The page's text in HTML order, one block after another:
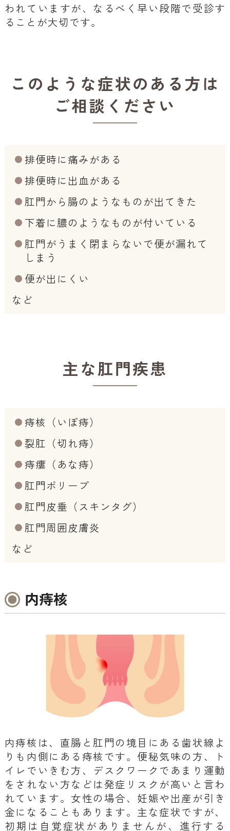
われていますが、なるべく早い段階で受診す
ることが大切です。
このような症状のある方は
ご相談ください
排便時に痛みがある
排便時に出血がある
肛門から腸のようなものが出てきた
下着に膿のようなものが付いている
肛門がうまく閉まらないで便が漏れて
しまう
便が出にくい
など
主な肛門疾患
痔核（いぼ痔）
裂肛（切れ痔）
痔瘻（あな痔）
肛門ポリープ
肛門皮垂（スキンタグ）
肛門周囲皮膚炎
など
内痔核
内痔核は、直腸と肛門の境目にある歯状線よ
りも内側にある痔核です。便秘気味の方、ト
イレでいきむ方、デスクワークであまり運動
をされない方などは発症リスクが高いと言わ
れています。女性の場合、妊娠や出産が引き
金になることもあります。主な症状ですが、
初期は自覚症状がありませんが、進行する